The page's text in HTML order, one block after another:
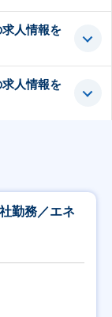
人情報を
人情報を
勤務／エネ